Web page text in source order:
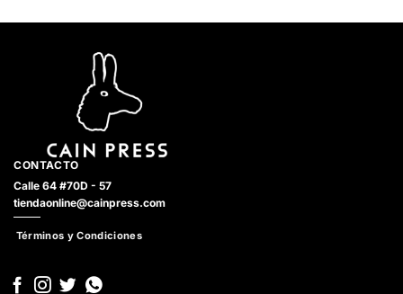
CONTACTO
Calle 64 #70D - 57
tiendaonline@cainpress.com
Términos y Condiciones